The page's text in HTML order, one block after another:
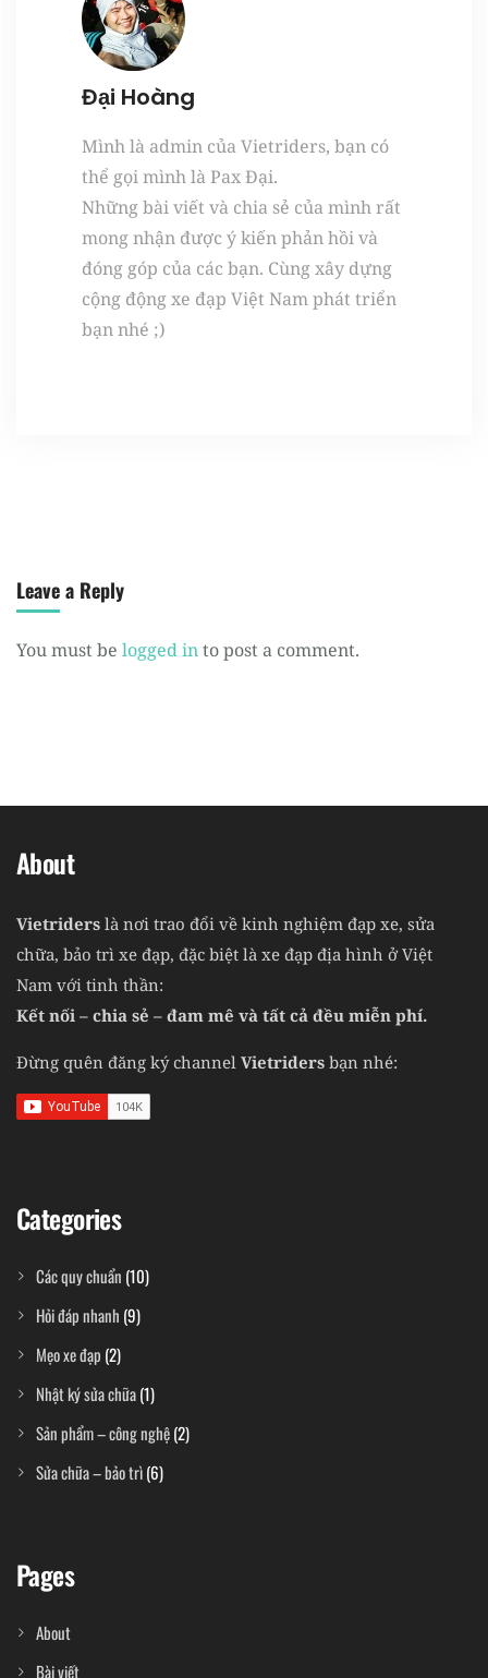
Đại Hoàng
Mình là admin của Vietriders, bạn có
thể gọi mình là Pax Đại.
Những bài viết và chia sẻ của mình rất
mong nhận được ý kiến phản hồi và
đóng góp của các bạn. Cùng xây dựng
cộng động xe đạp Việt Nam phát triển
bạn nhé ;)
Leave a Reply
You must be logged into post a comment.
About
Vietriders là nơi trao đổi về kinh nghiệm đạp xe, sửa
chữa, bảo trì xe đạp, đặc biệt là xe đạp địa hình ở Việt
Nam với tinh thần:
Kết nối – chia sẻ – đam mê và tất cả đều miễn phí.
Đừng quên đăng ký channel Vietriders bạn nhé:
Categories
Các quy chuẩn (10)
Hỏi đáp nhanh (9)
Mẹo xe đạp (2)
Nhật ký sửa chữa(1)
Sản phẩm – công nghệ(2)
Sửa chữa – bảo trì(6)
Pages
About
Bài viết